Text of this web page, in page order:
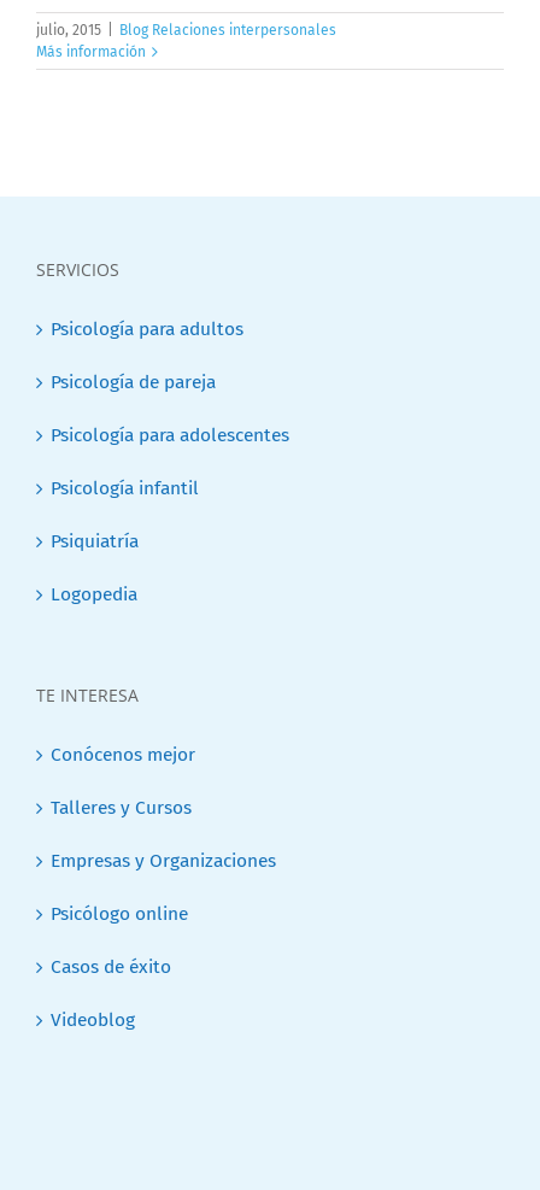
julio, 2015
Blog Relaciones interpersonales
Más información
SERVICIOS
Psicología para adultos
Psicología de pareja
Psicología para adolescentes
Psicología infantil
Psiquiatría
Logopedia
TE INTERESA
Conócenos mejor
Talleres y Cursos
Empresas y Organizaciones
Psicólogo online
Casos de éxito
Videoblog